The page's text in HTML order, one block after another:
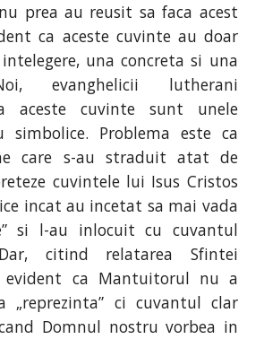
prea au reusit sa faca acest
ca aceste cuvinte au doar
una concreta si una
evanghelicii lutherani
aceste cuvinte sunt unele
simbolice. Problema este ca
care s-au straduit atat de
cuvintele lui Isus Cristos
incat au incetat sa mai vada
si l-au inlocuit cu cuvantul
Dar, citind relatarea Sfintei
evident ca Mantuitorul nu a
„reprezinta” ci cuvantul clar
Domnul nostru vorbea in